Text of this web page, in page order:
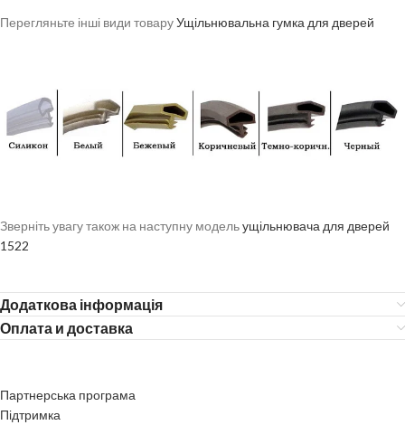
Перегляньте інші види товаруУщільнювальна гумка для дверей
Зверніть увагу також на наступну модельущільнювача для дверей
1522
Додаткова інформація
Оплата и доставка
Партнерська програма
Підтримка